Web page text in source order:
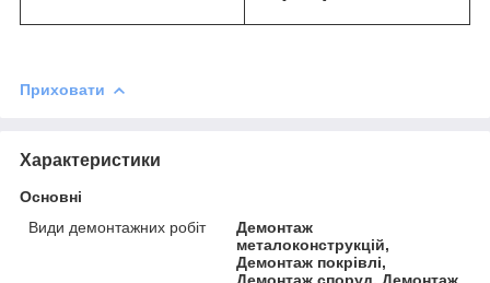
Приховати
Характеристики
Основні
Види демонтажних робіт
Демонтаж
металоконструкцій,
Демонтаж покрівлі,
Демонтаж споруд, Демонтаж